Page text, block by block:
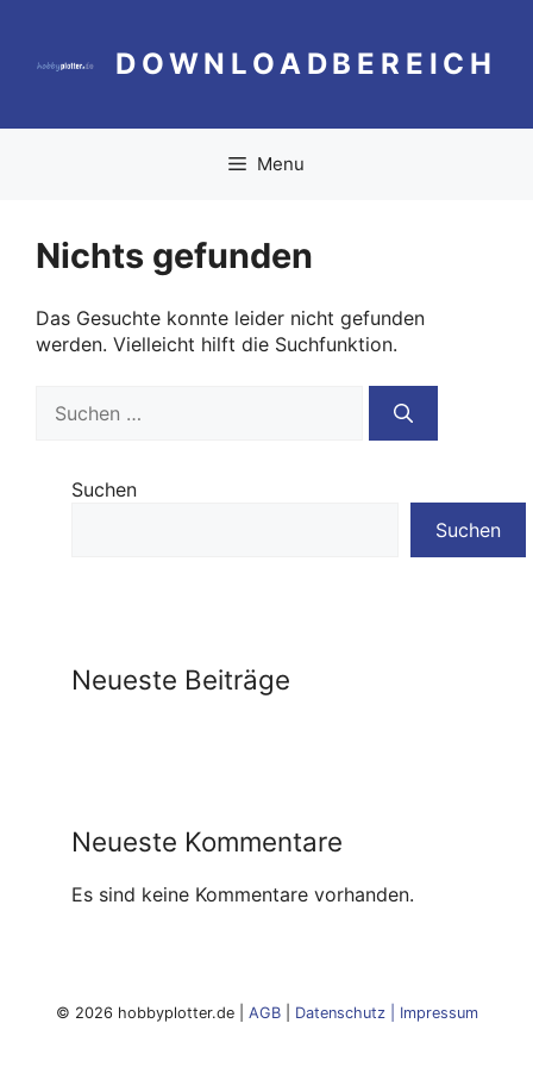
springen
DOWNLOADBEREICH
Menu
Nichts gefunden
Das Gesuchte konnte leider nicht gefunden
werden. Vielleicht hilft die Suchfunktion.
nach:
Suchen
Suchen
Neueste Beiträge
Neueste Kommentare
Es sind keine Kommentare vorhanden.
© 2026 hobbyplotter.de | AGB| Datenschutz| Impressum